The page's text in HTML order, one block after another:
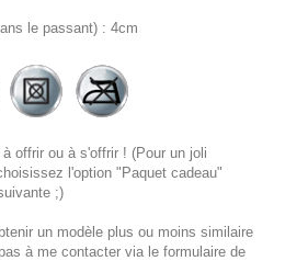
le passant) : 4cm
offrir ou à s'offrir ! (Pour un joli
l'option "Paquet cadeau"
;)
un modèle plus ou moins similaire
à me contacter via le formulaire de